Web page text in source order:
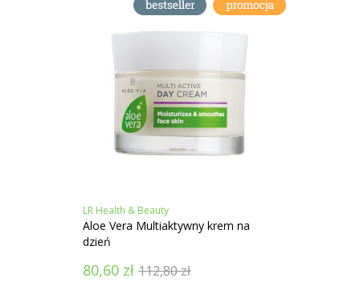
LR Health & Beauty
Aloe Vera Multiaktywny krem na
dzień
80,60 zł 112,80zł